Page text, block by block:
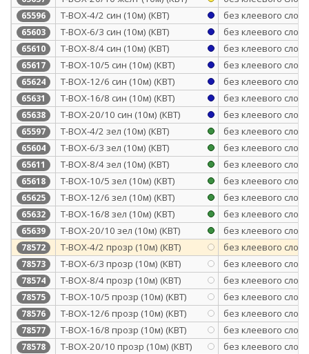
65596 Т-BOX-4/2 син (10м) (КВТ) без клеевого слоя
65603 Т-BOX-6/3 син (10м) (КВТ) без клеевого слоя
65610 Т-BOX-8/4 син (10м) (КВТ) без клеевого слоя
65617 Т-BOX-10/5 син (10м) (КВТ) без клеевого слоя
65624 Т-BOX-12/6 син (10м) (КВТ) без клеевого слоя
65631 Т-BOX-16/8 син (10м) (КВТ) без клеевого слоя
65638 Т-BOX-20/10 син (10м) (КВТ) без клеевого слоя
65597 Т-BOX-4/2 зел (10м) (КВТ) без клеевого слоя
65604 Т-BOX-6/3 зел (10м) (КВТ) без клеевого слоя
65611 Т-BOX-8/4 зел (10м) (КВТ) без клеевого слоя
65618 Т-BOX-10/5 зел (10м) (КВТ) без клеевого слоя
65625 Т-BOX-12/6 зел (10м) (КВТ) без клеевого слоя
65632 Т-BOX-16/8 зел (10м) (КВТ) без клеевого слоя
65639 Т-BOX-20/10 зел (10м) (КВТ) без клеевого слоя
78572 T-BOX-4/2 прозр (10м) (КВТ) без клеевого слоя
78573 T-BOX-6/3 прозр (10м) (КВТ) без клеевого слоя
78574 T-BOX-8/4 прозр (10м) (КВТ) без клеевого слоя
78575 T-BOX-10/5 прозр (10м) (КВТ) без клеевого слоя
78576 T-BOX-12/6 прозр (10м) (КВТ) без клеевого слоя
78577 T-BOX-16/8 прозр (10м) (КВТ) без клеевого слоя
78578 T-BOX-20/10 прозр (10м) (КВТ) без клеевого слоя